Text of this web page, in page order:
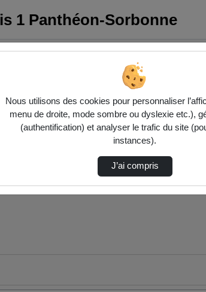
1 Panthéon-Sorbonne
Nous utilisons des cookies pour personnaliser
menu de droite, mode sombre ou dyslexie etc.),
(authentification) et analyser le trafic du site
instances).
J’ai compris